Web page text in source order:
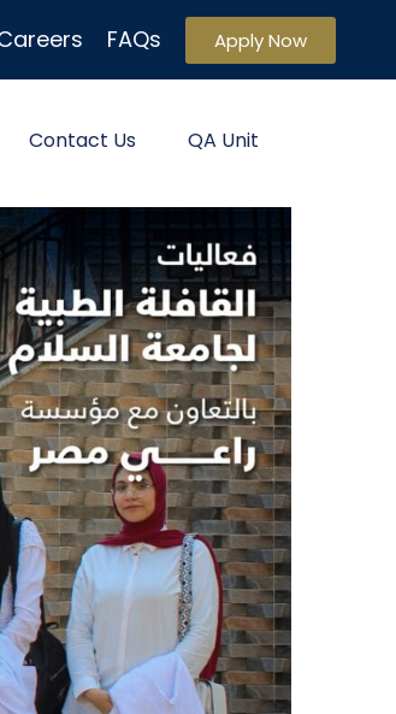
FAQs Apply Now
Contact Us QA Unit